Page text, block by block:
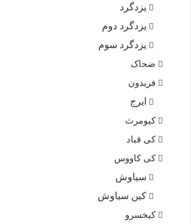
یزدگرد
یزدگرد دوم
یزدگرد سوم
ضحاک
فریدون
ایرج
کیومرث
کی قباد
کی کاووس
سیاوش
کین سیاوش
کیخسرو